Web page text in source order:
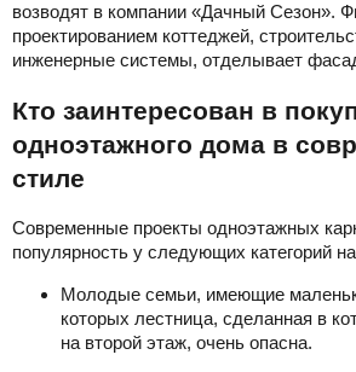
возводят в компании «Дачный Сезон».
проектированием коттеджей,
инженерные системы, отделывает
Кто заинтересован в
одноэтажного дома в
стиле
Современные проекты одноэтажных
популярность у следующих категорий
Молодые семьи, имеющие
которых лестница, сделанная в
на второй этаж, очень опасна.